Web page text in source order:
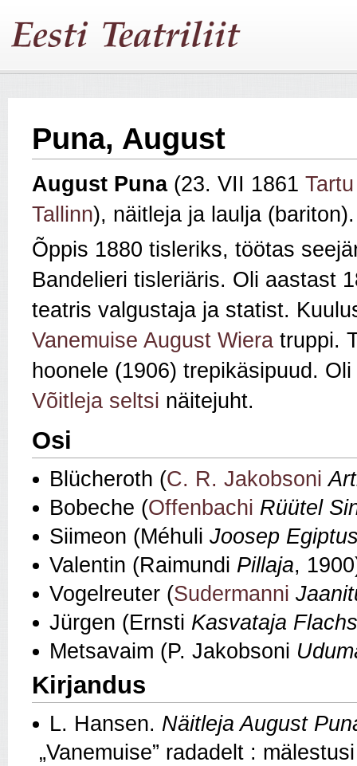
Puna, August
August Puna(23. VII 1861 Tartu
Tallinn), näitleja ja laulja (bariton).
Õppis 1880 tisleriks, töötas
Bandelieri tisleriäris. Oli aastast
teatris valgustaja ja statist.
Vanemuise August Wiera truppi.
hoonele (1906) trepikäsipuud.
Võitleja seltsi näitejuht.
Osi
Blücheroth (C. R. Jakobsoni
Bobeche (Offenbachi Rüütel
Siimeon (Méhuli Joosep
Valentin (Raimundi Pillaja,
Vogelreuter (Sudermanni
Jürgen (Ernsti Kasvataja
Metsavaim (P. Jakobsoni
Kirjandus
L. Hansen. Näitleja August
„Vanemuise” radadelt :